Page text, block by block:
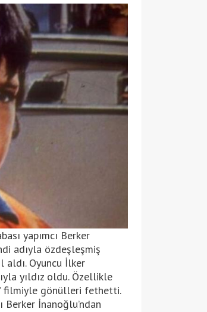
yapımcı Berker
adıyla özdeşleşmiş
aldı. Oyuncu İlker
yıldız oldu. Özellikle
filmiyle gönülleri fethetti.
Berker İnanoğlu’ndan